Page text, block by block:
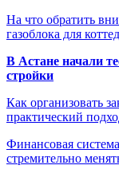
На что обратить
газоблока для
В Астане начали
стройки
Как организовать
практический
Финансовая
стремительно